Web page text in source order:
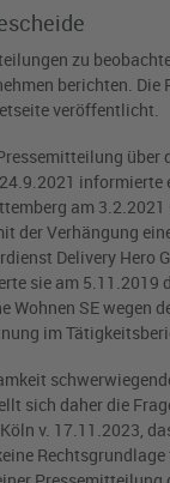
zu
berichten.
veröffentlicht.
am
der Verhängung
Delivery
sie am 5.11.2019
Wohnen SE
im
sich daher die
v. 17.11.2023,